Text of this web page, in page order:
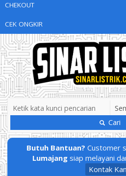
CHEKOUT
CEK ONGKIR
Cari
Butuh Bantuan? Customer
Lumajang siap melayani
Kontak